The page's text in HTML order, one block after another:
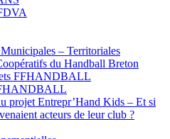
– Territoriales
du Handball Breton
FFHANDBALL
projet Entrepr’Hand Kids – Et si
acteurs de leur club ?